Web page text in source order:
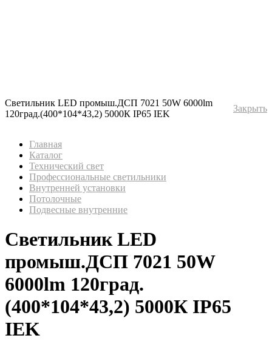
Светильник LED промыш.ДСП 7021 50W 6000lm
120град.(400*104*43,2) 5000К IP65 IEK
Закрыть
Главная
Каталог
Технический свет
Профессиональные светильники
Внутренней установки
Потолочные
Подвесные внутренние
Светильник LED
промыш.ДСП 7021 50W
6000lm 120град.
(400*104*43,2) 5000К IP65
IEK